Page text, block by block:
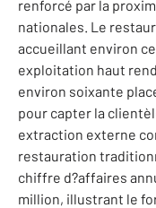
renforcé par la
nationales. Le
accueillant environ
exploitation haut
environ soixante
pour capter la
extraction externe
restauration
chiffre d?affaires
million, illustrant le